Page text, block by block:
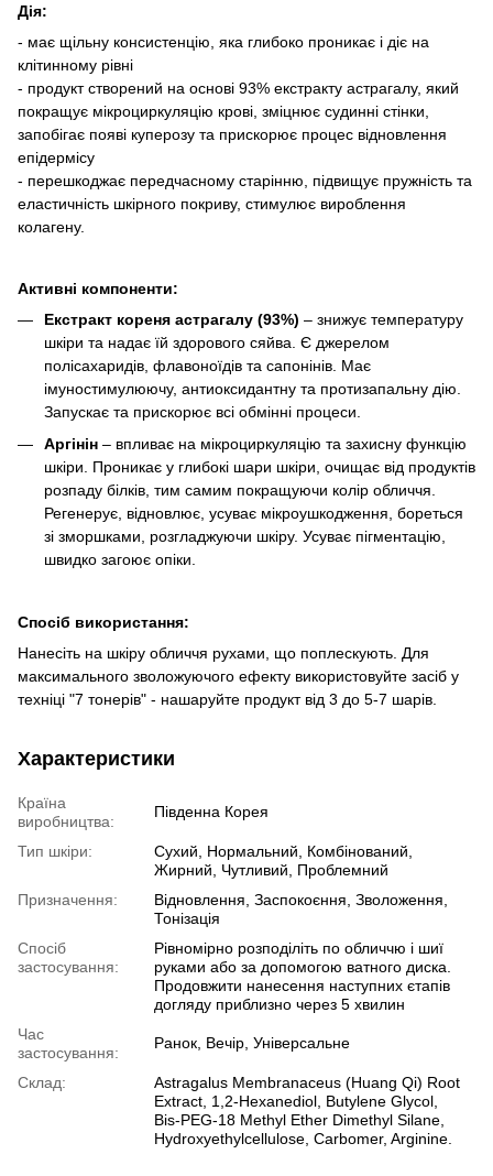
Дія:
- має щільну консистенцію, яка глибоко проникає і діє на
клітинному рівні
- продукт створений на основі 93% екстракту астрагалу, який
покращує мікроциркуляцію крові, зміцнює судинні стінки,
запобігає появі куперозу та прискорює процес відновлення
епідермісу
- перешкоджає передчасному старінню, підвищує пружність та
еластичність шкірного покриву, стимулює вироблення
колагену.
Активні компоненти:
Екстракт кореня астрагалу (93%) – знижує температуру
шкіри та надає їй здорового сяйва. Є джерелом
полісахаридів, флавоноїдів та сапонінів. Має
імуностимулюючу, антиоксидантну та протизапальну дію.
Запускає та прискорює всі обмінні процеси.
Аргінін – впливає на мікроциркуляцію та захисну функцію
шкіри. Проникає у глибокі шари шкіри, очищає від продуктів
розпаду білків, тим самим покращуючи колір обличчя.
Регенерує, відновлює, усуває мікроушкодження, бореться
зі зморшками, розгладжуючи шкіру. Усуває пігментацію,
швидко загоює опіки.
Спосіб використання:
Нанесіть на шкіру обличчя рухами, що поплескують. Для
максимального зволожуючого ефекту використовуйте засіб у
техніці "7 тонерів" - нашаруйте продукт від 3 до 5-7 шарів.
Характеристики
Країна
виробництва:
Південна Корея
Тип шкіри:
Сухий, Нормальний, Комбінований,
Жирний, Чутливий, Проблемний
Призначення:
Відновлення, Заспокоєння, Зволоження,
Тонізація
Спосіб
застосування:
Рівномірно розподіліть по обличчю і шиї
руками або за допомогою ватного диска.
Продовжити нанесення наступних єтапів
догляду приблизно через 5 хвилин
Час
застосування:
Ранок, Вечір, Універсальне
Склад:
Astragalus Membranaceus (Huang Qi) Root
Extract, 1,2-Hexanediol, Butylene Glycol,
Bis-PEG-18 Methyl Ether Dimethyl Silane,
Hydroxyethylcellulose, Carbomer, Arginine.